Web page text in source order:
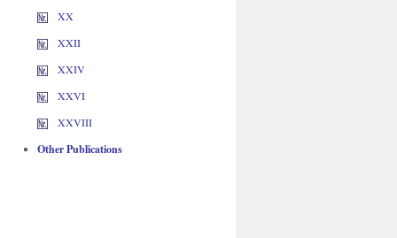
XX
XXII
XXIV
XXVI
XXVIII
Other Publications